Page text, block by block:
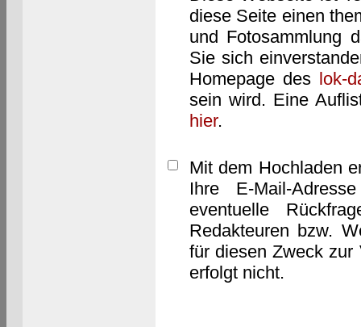
diese Seite einen
und Fotosammlung
Sie sich
Homepage des lok-
sein wird. Eine
hier.
Mit dem Hochladen
Ihre E-Mail-
eventuelle
Redakteuren bzw.
für diesen Zweck zur
erfolgt nicht.